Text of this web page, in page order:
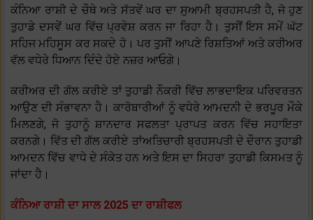
ਕੰਨਿਆ ਰਾਸ਼ੀ ਦੇ ਚੌਥੇ ਅਤੇ ਸੱਤਵੇਂ ਘਰ ਦਾ ਸੁਆਮੀ ਬ੍ਰਹਸਪਤੀ ਹੈ, ਜੋ ਹੁਣ
ਤੁਹਾਡੇ ਦਸਵੇਂ ਘਰ ਵਿੱਚ ਪ੍ਰਵੇਸ਼ ਕਰਨ ਜਾ ਰਿਹਾ ਹੈ। ਤੁਸੀਂ ਇਸ ਸਮੇਂ ਘੱਟ
ਸਹਿਜ ਮਹਿਸੂਸ ਕਰ ਸਕਦੇ ਹੋ। ਪਰ ਤੁਸੀਂ ਆਪਣੇ ਰਿਸ਼ਤਿਆਂ ਅਤੇ ਕਰੀਅਰ
ਵੱਲ ਵਧੇਰੇ ਧਿਆਨ ਦਿੰਦੇ ਹੋਏ ਨਜ਼ਰ ਆਓਗੇ।
ਕਰੀਅਰ ਦੀ ਗੱਲ ਕਰੀਏ ਤਾਂ ਤੁਹਾਡੀ ਨੌਕਰੀ ਵਿੱਚ ਲਾਭਦਾਇਕ ਪਰਿਵਰਤਨ
ਆਉਣ ਦੀ ਸੰਭਾਵਨਾ ਹੈ। ਕਾਰੋਬਾਰੀਆਂ ਨੂੰ ਵਧੇਰੇ ਆਮਦਨੀ ਦੇ ਭਰਪੂਰ ਮੌਕੇ
ਮਿਲਣਗੇ, ਜੋ ਤੁਹਾਨੂੰ ਸ਼ਾਨਦਾਰ ਸਫਲਤਾ ਪ੍ਰਾਪਤ ਕਰਨ ਵਿੱਚ ਸਹਾਇਤਾ
ਕਰਨਗੇ। ਵਿੱਤ ਦੀ ਗੱਲ ਕਰੀਏ ਤਾਂਅਤਿਚਾਰੀ ਬ੍ਰਹਸਪਤੀ ਦੇ ਦੌਰਾਨ ਤੁਹਾਡੀ
ਆਮਦਨ ਵਿੱਚ ਵਾਧੇ ਦੇ ਸੰਕੇਤ ਹਨ ਅਤੇ ਇਸ ਦਾ ਸਿਹਰਾ ਤੁਹਾਡੀ ਕਿਸਮਤ ਨੂੰ
ਜਾਂਦਾ ਹੈ।
ਕੰਨਿਆ ਰਾਸ਼ੀ ਦਾ ਸਾਲ 2025 ਦਾ ਰਾਸ਼ੀਫਲ